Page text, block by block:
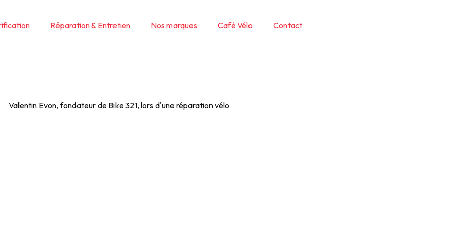
Réparation & Entretien Nos marques Café Vélo Contact